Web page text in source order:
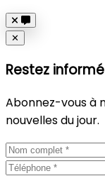
Close
✕
Restez
Abonnez-vous à
nouvelles du jour.